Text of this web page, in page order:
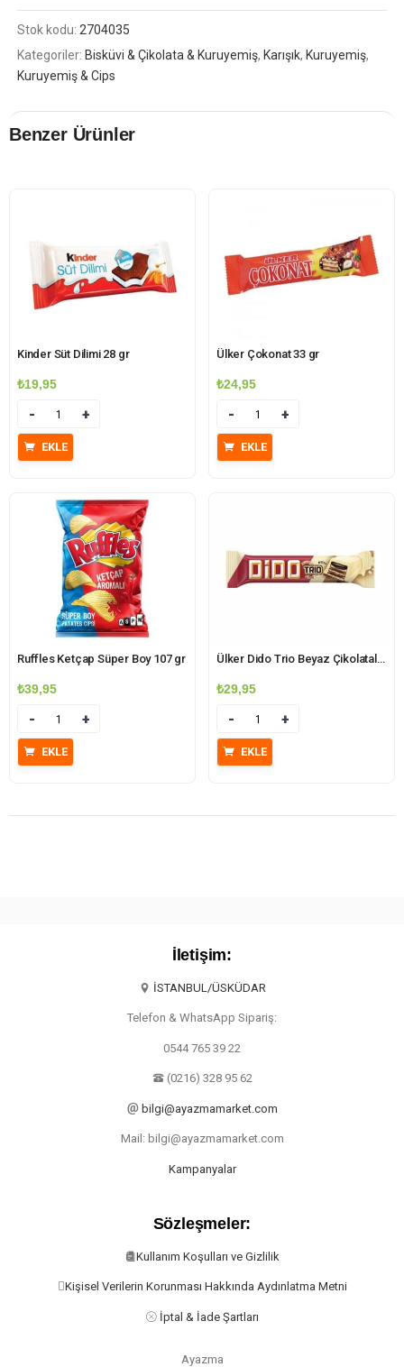
Stok kodu: 2704035
Kategoriler: Bisküvi & Çikolata & Kuruyemiş, Karışık, Kuruyemiş,
Kuruyemiş & Cips
Benzer Ürünler
Kinder Süt Dilimi 28 gr
₺19,95
Miktar
EKLE
Ülker Çokonat 33 gr
₺24,95
Miktar
EKLE
Ruffles Ketçap Süper Boy 107 gr
₺39,95
Miktar
EKLE
Ülker Dido Trio Beyaz Çikolatalı Gofret 36,5 gr
₺29,95
Miktar
EKLE
İletişim:
İSTANBUL/ÜSKÜDAR
Telefon & WhatsApp Sipariş:
0544 765 39 22
(0216) 328 95 62
bilgi@ayazmamarket.com
Mail: bilgi@ayazmamarket.com
Kampanyalar
Sözleşmeler:
Kullanım Koşulları ve Gizlilik
Kişisel Verilerin Korunması Hakkında Aydınlatma Metni
İptal & İade Şartları
Ayazma